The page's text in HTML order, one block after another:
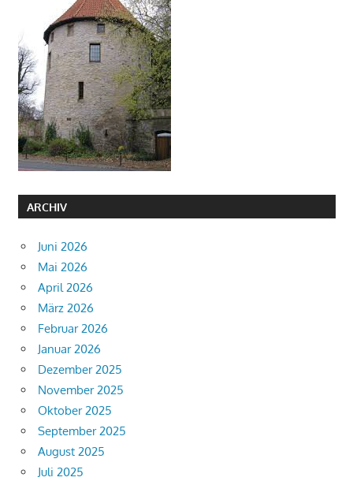
ARCHIV
Juni 2026
Mai 2026
April 2026
März 2026
Februar 2026
Januar 2026
Dezember 2025
November 2025
Oktober 2025
September 2025
August 2025
Juli 2025